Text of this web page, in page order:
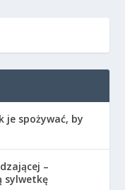
je spożywać, by
–
sylwetkę